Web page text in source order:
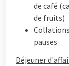
de café
de fruits)
pauses
Déjeuner